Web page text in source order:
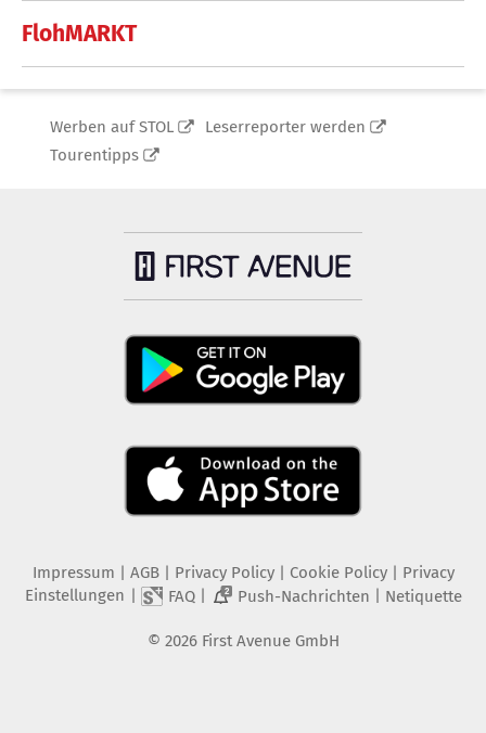
FlohMARKT
Werben auf STOL
Leserreporter werden
Tourentipps
Impressum | AGB | Privacy Policy| Cookie Policy| Privacy
Einstellungen | FAQ| 2 Push-Nachrichten | Netiquette
© 2026 First Avenue GmbH